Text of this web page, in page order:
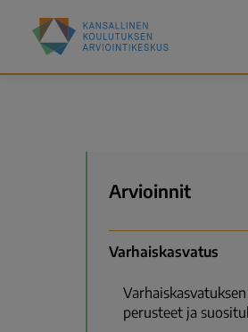
pääsisältöön
Kansallinen
koulutuksen
Valikko
Arvioinnit
Varhaiskasvatus
perusteet ja